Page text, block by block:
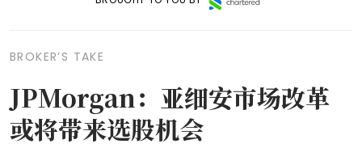
BROKER’S TAKE
JPMorgan：亚细安市场改革
或将带来选股机会